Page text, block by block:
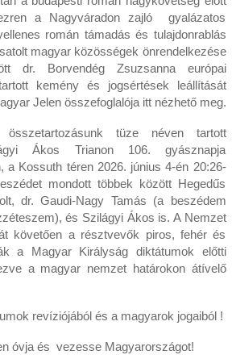
a Nagyváradon zajló gyalázatos
román támadás és tulajdonrablás
magyar közösségek önrendelkezése
dr. Borvendég Zsuzsanna európai
kemény és jogsértések leállítását
Jelen összefoglalója itt nézhető meg.
tüze néven tartott
Ákos Trianon 106. gyásznapja
a Kossuth téren 2026. június 4-én 20:26-
mondott többek között Hegedűs
dr. Gaudi-Nagy Tamás (a beszédem
és Szilágyi Ákos is. A Nemzet
követően a résztvevők piros, fehér és
a Magyar Királyság diktátumok előtti
a magyar nemzet határokon átívelő
revíziójából és a magyarok jogaiból !
óvja és vezesse Magyarországot!